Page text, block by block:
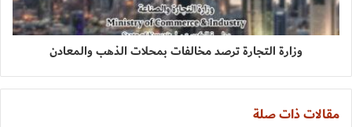
وزارة التجارة ترصد مخالفات بمحلات الذهب والمعادن
مقالات ذات صلة